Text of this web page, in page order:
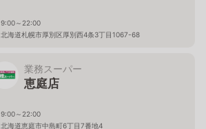
9:00～22:00
北海道札幌市厚別区厚別西4条3丁目1067-68
業務スーパー
恵庭店
9:00～22:00
北海道恵庭市中島町6丁目7番地4